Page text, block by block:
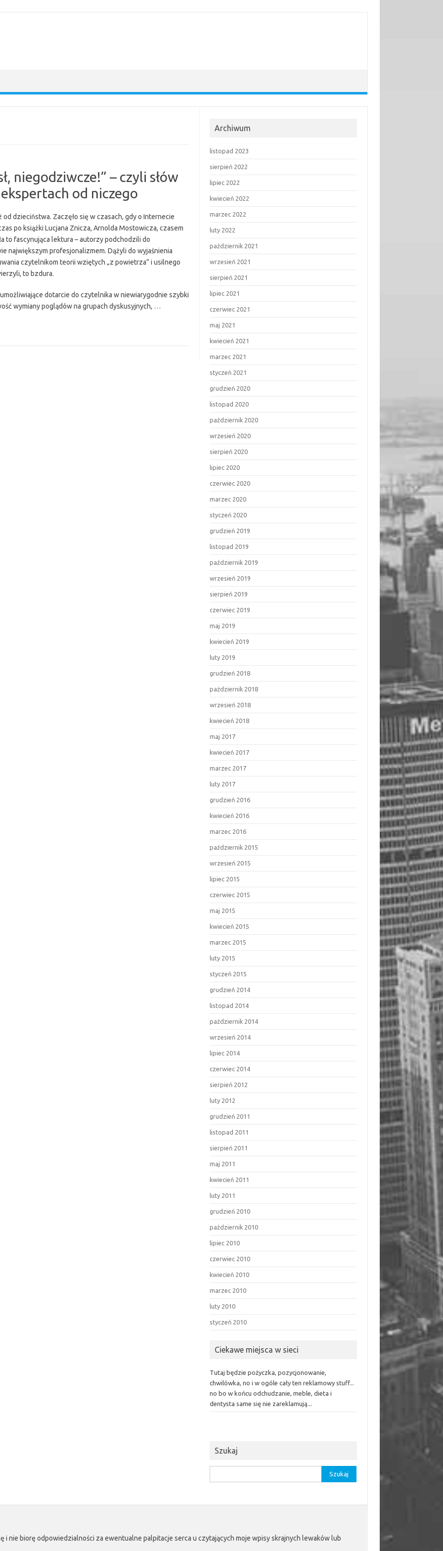
niegodziwcze!” – czyli słów
od niczego
dzieciństwa. Zaczęło się w czasach, gdy o Internecie
po książki Lucjana Znicza, Arnolda Mostowicza, czasem
to fascynująca lektura – autorzy podchodzili do
największym profesjonalizmem. Dążyli do wyjaśnienia
czytelnikom teorii wziętych „z powietrza” i usilnego
to bzdura.
dotarcie do czytelnika w niewiarygodnie szybki
wymiany poglądów na grupach dyskusyjnych, …
Archiwum
listopad 2023
sierpień 2022
lipiec 2022
kwiecień 2022
marzec 2022
luty 2022
październik 2021
wrzesień 2021
sierpień 2021
lipiec 2021
czerwiec 2021
maj 2021
kwiecień 2021
marzec 2021
styczeń 2021
grudzień 2020
listopad 2020
październik 2020
wrzesień 2020
sierpień 2020
lipiec 2020
czerwiec 2020
marzec 2020
styczeń 2020
grudzień 2019
listopad 2019
październik 2019
wrzesień 2019
sierpień 2019
czerwiec 2019
maj 2019
kwiecień 2019
luty 2019
grudzień 2018
październik 2018
wrzesień 2018
kwiecień 2018
maj 2017
kwiecień 2017
marzec 2017
luty 2017
grudzień 2016
kwiecień 2016
marzec 2016
październik 2015
wrzesień 2015
lipiec 2015
czerwiec 2015
maj 2015
kwiecień 2015
marzec 2015
luty 2015
styczeń 2015
grudzień 2014
listopad 2014
październik 2014
wrzesień 2014
lipiec 2014
czerwiec 2014
sierpień 2012
luty 2012
grudzień 2011
listopad 2011
sierpień 2011
maj 2011
kwiecień 2011
luty 2011
grudzień 2010
październik 2010
lipiec 2010
czerwiec 2010
kwiecień 2010
marzec 2010
luty 2010
styczeń 2010
Ciekawe miejsca w sieci
Tutaj będzie pożyczka, pozycjonowanie,
chwilówka, no i w ogóle cały ten reklamowy stuff...
no bo w końcu odchudzanie, meble, dieta i
dentysta same się nie zareklamują...
Szukaj
i nie biorę odpowiedzialności za ewentualne palpitacje serca u czytających moje wpisy skrajnych lewaków lub